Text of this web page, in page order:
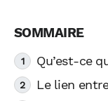
Qu’est-ce
Le lien